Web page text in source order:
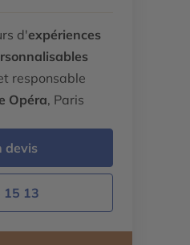
d'expériences
responsable
Opéra, Paris
devis
15 13